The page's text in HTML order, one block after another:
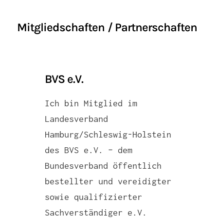
Mitgliedschaften / Partnerschaften
BVS e.V.
Ich bin Mitglied im
Landesverband
Hamburg/Schleswig-Holstein
des BVS e.V. – dem
Bundesverband öffentlich
bestellter und vereidigter
sowie qualifizierter
Sachverständiger e.V.